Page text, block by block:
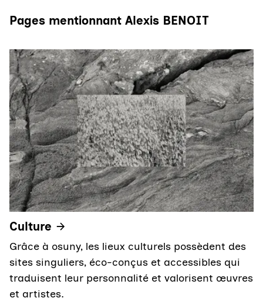
Pages mentionnant Alexis BENOIT
Culture
Grâce à osuny, les lieux culturels possèdent des
sites singuliers, éco-conçus et accessibles qui
traduisent leur personnalité et valorisent œuvres
et artistes.